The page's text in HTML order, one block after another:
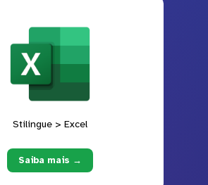
Stilingue > Excel
Saiba mais →